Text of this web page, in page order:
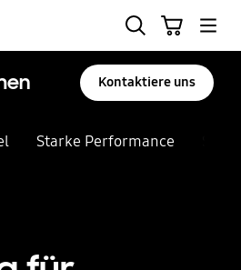
Kontaktiere uns
Starke Performance